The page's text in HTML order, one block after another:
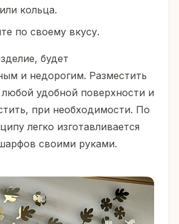
кольца.
по своему вкусу.
будет
и недорогим. Разместить
удобной поверхности и
при необходимости. По
легко изготавливается
своими руками.